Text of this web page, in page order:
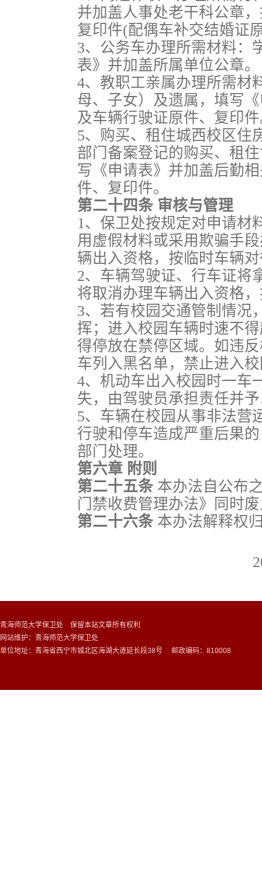
并加盖人事处老干科公章
复印件(配偶车补交结婚证
3、公务车办理所需材料：
表》并加盖所属单位公章。
4、教职工亲属办理所需材
母、子女）及遗属，填写
及车辆行驶证原件、复印
5、购买、租住城西校区住
部门备案登记的购买、租
写《申请表》并加盖后勤
件、复印件。
第二十四条 审核与管理
1、保卫处按规定对申请材
用虚假材料或采用欺骗手
辆出入资格，按临时车辆
2、车辆驾驶证、行车证将
将取消办理车辆出入资格
3、若有校园交通管制情况
挥；进入校园车辆时速不
得停放在禁停区域。如违
车列入黑名单，禁止进入
4、机动车出入校园时一车
失，由驾驶员承担责任并
5、车辆在校园从事非法营
行驶和停车造成严重后果
部门处理。
第六章 附则
第二十五条 本办法自公布
门禁收费管理办法》同时
第二十六条 本办法解释权
青海师范大学保卫处 保留本站文章所有权利
网站维护：青海师范大学保卫处
单位地址：青海省西宁市城北区海湖大道延长段38号 邮政编码：810008